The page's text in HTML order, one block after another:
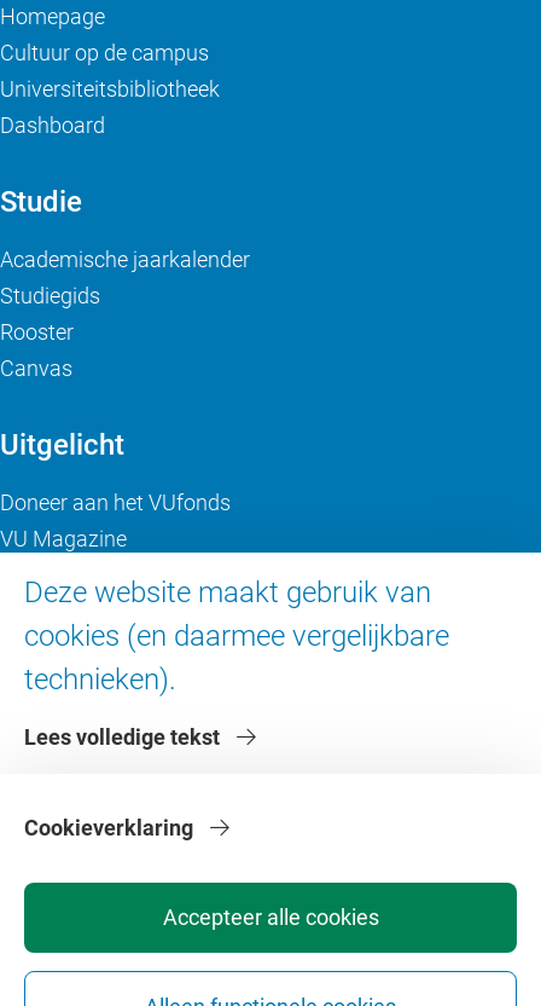
Deze website maakt gebruik van
cookies (en daarmee vergelijkbare
technieken).
Lees volledige tekst
Accepteer alle cookies
Cookieverklaring
Homepage
Cultuur op de campus
Universiteitsbibliotheek
Dashboard
Studie
Academische jaarkalender
Studiegids
Rooster
Canvas
Uitgelicht
Doneer aan het VUfonds
VU Magazine
Over de VU
Contact en route
Faculteiten